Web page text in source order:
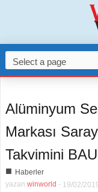
Alüminyum
Markası
Takvimini
■ Haberler
yazan winworld - 19/02/